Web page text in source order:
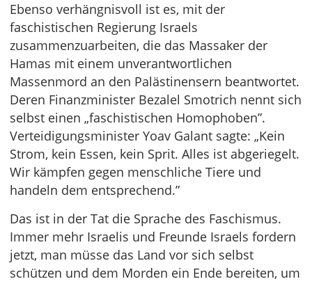
Ebenso verhängnisvoll ist es, mit der
faschistischen Regierung Israels
zusammenzuarbeiten, die das Massaker der
Hamas mit einem unverantwortlichen
Massenmord an den Palästinensern beantwortet.
Deren Finanzminister Bezalel Smotrich nennt sich
selbst einen „faschistischen Homophoben”.
Verteidigungsminister Yoav Galant sagte: „Kein
Strom, kein Essen, kein Sprit. Alles ist abgeriegelt.
Wir kämpfen gegen menschliche Tiere und
handeln dem entsprechend.”
Das ist in der Tat die Sprache des Faschismus.
Immer mehr Israelis und Freunde Israels fordern
jetzt, man müsse das Land vor sich selbst
schützen und dem Morden ein Ende bereiten, um